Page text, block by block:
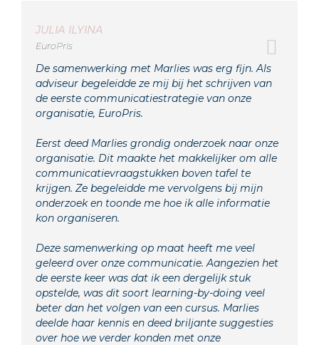
JULIA ILYINA
EuroPris
De samenwerking met Marlies was erg fijn. Als
adviseur begeleidde ze mij bij het schrijven van
de eerste communicatiestrategie van onze
organisatie, EuroPris.
Eerst deed Marlies grondig onderzoek naar onze
organisatie. Dit maakte het makkelijker om alle
communicatievraagstukken boven tafel te
krijgen. Ze begeleidde me vervolgens bij mijn
onderzoek en toonde me hoe ik alle informatie
kon organiseren.
Deze samenwerking op maat heeft me veel
geleerd over onze communicatie. Aangezien het
de eerste keer was dat ik een dergelijk stuk
opstelde, was dit soort learning-by-doing veel
beter dan het volgen van een cursus. Marlies
deelde haar kennis en deed briljante suggesties
over hoe we verder konden met onze